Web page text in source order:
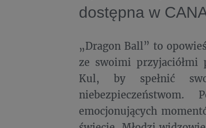
dostępna w
„Dragon Ball” to
ze swoimi przyjaciółmi
Kul, by spełnić
emocjonujących